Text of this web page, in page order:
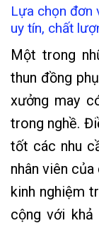
Lựa chọn đơn
uy tín, chất
Một trong
thun đồng
xưởng may
trong nghề.
tốt các nhu
nhân viên
kinh nghiệm
cộng với